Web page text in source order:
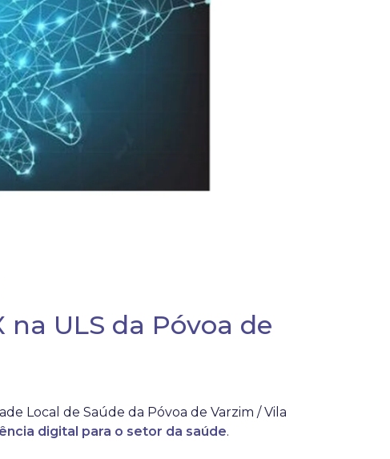
na ULS da Póvoa de
Local de Saúde da Póvoa de Varzim / Vila
digital para o setor da saúde.